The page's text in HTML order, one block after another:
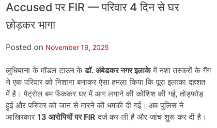
Accused पर FIR — परिवार 4 दिन से घर
छोड़कर भागा
Posted on November 19, 2025
लुधियाना के मॉडल टाउन केडॉ. अंबेडकर नगर इलाकेमें नशा तस्करों के गैंग
ने एक परिवार को निशाना बनाकर ऐसा हमला किया कि पूरा इलाका दहशत
में है। पेट्रोल बम फेंककर घर में आग लगाने की कोशिश की गई, तोड़फोड़
हुई और परिवार को जान से मारने की धमकी दी गई। अब पुलिस ने
आखिरकार 13 आरोपियों पर FIR दर्ज कर ली है और जांच शुरू कर दी है।